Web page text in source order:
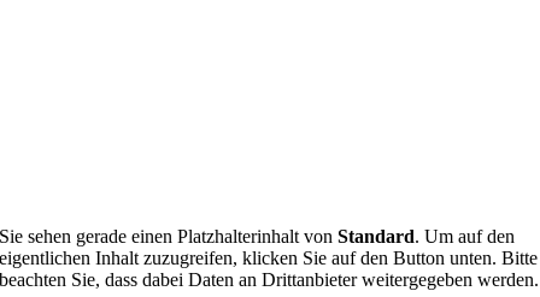
Sie sehen gerade einen Platzhalterinhalt vonStandard. Um auf den
eigentlichen Inhalt zuzugreifen, klicken Sie auf den Button unten. Bitte
beachten Sie, dass dabei Daten an Drittanbieter weitergegeben werden.